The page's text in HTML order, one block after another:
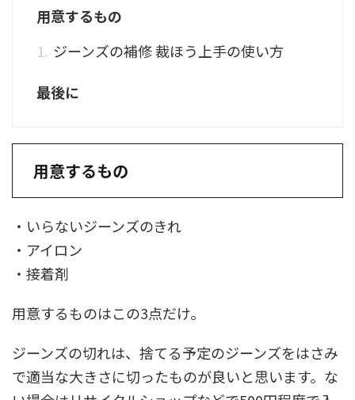
用意するもの
ジーンズの補修 裁ほう上手の使い方
最後に
用意するもの
・いらないジーンズのきれ
・アイロン
・接着剤
用意するものはこの3点だけ。
ジーンズの切れは、捨てる予定のジーンズをはさみ
で適当な大きさに切ったものが良いと思います。な